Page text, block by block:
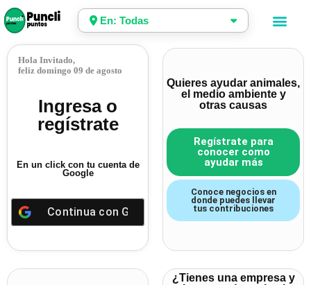
En: Todas
Hola Invitado,
feliz domingo 09 de agosto
Ingresa o
regístrate
En un click con tu cuenta de
Google
Continua con Google
Quieres ayudar animales,
el medio ambiente y
otras causas
Regístrate para
conocer como
ayudar más
Conoce negocios en
donde puedes llevar
tus contribuciones
¿Tienes una empresa y